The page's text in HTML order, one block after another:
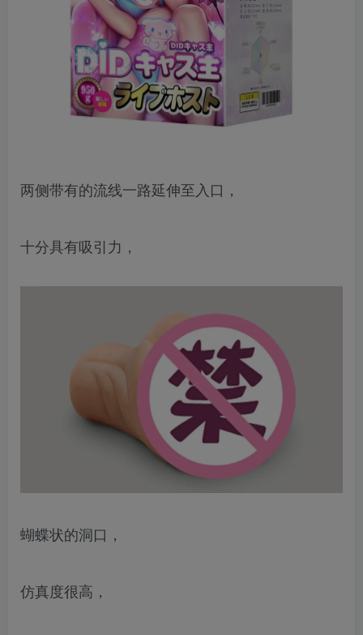
两侧带有的流线一路延伸至入口，
十分具有吸引力，
蝴蝶状的洞口，
仿真度很高，